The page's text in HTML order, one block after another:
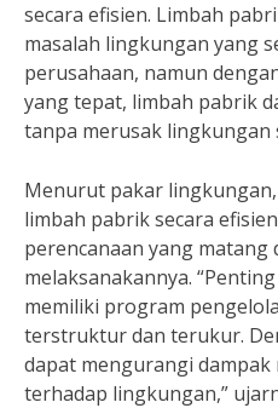
secara efisien. Limbah
masalah lingkungan yang
perusahaan, namun
yang tepat, limbah pabrik
tanpa merusak lingkungan
Menurut pakar
limbah pabrik secara
perencanaan yang matang
melaksanakannya.
memiliki program
terstruktur dan terukur.
dapat mengurangi
terhadap lingkungan,”